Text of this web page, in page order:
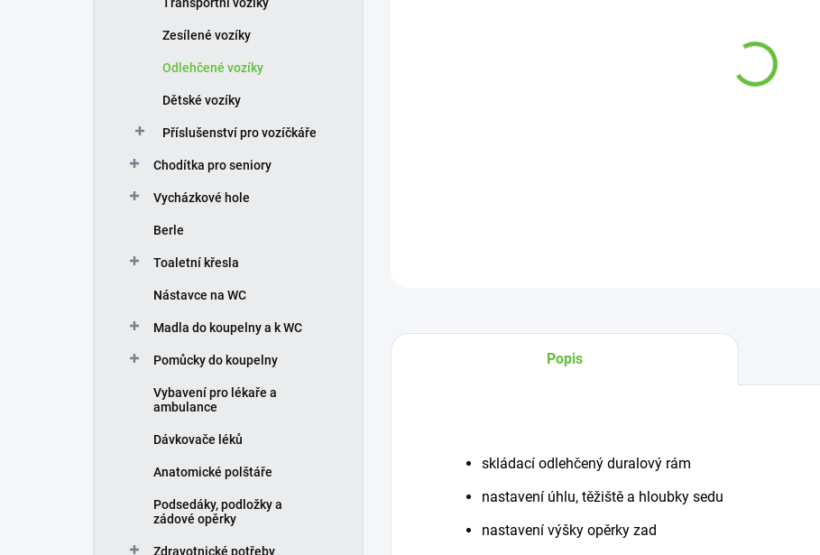
Zesílené vozíky
Odlehčené vozíky
Dětské vozíky
Příslušenství pro vozíčkáře
Chodítka pro seniory
Vycházkové hole
Berle
Toaletní křesla
Nástavce na WC
Madla do koupelny a k WC
Pomůcky do koupelny
Vybavení pro lékaře a
ambulance
Dávkovače léků
Anatomické polštáře
Podsedáky, podložky a
zádové opěrky
Zdravotnické potřeby
Popis
skládací odlehčený duralový rám
nastavení úhlu, těžiště a hloubky sedu
nastavení výšky opěrky zad